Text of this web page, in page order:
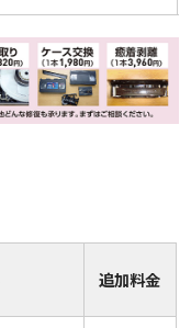
追加料金